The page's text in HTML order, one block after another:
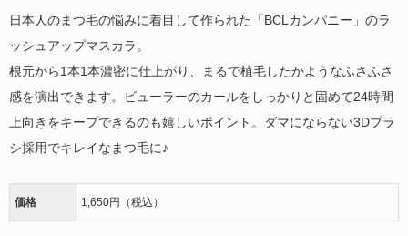
日本人のまつ毛の悩みに着目して作られた「BCLカンパニー」のラ
ッシュアップマスカラ。
根元から1本1本濃密に仕上がり、まるで植毛したかようなふさふさ
感を演出できます。ビューラーのカールをしっかりと固めて24時間
上向きをキープできるのも嬉しいポイント。ダマにならない3Dブラ
シ採用でキレイなまつ毛に♪
価格 1,650円（税込）